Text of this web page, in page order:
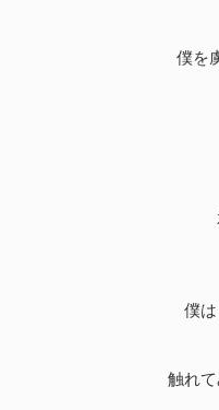
僕を
僕
触れ